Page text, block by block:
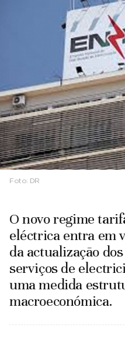
Foto: DR
O novo regime
eléctrica entra em
da actualização
serviços de
uma medida
macroeconómica.